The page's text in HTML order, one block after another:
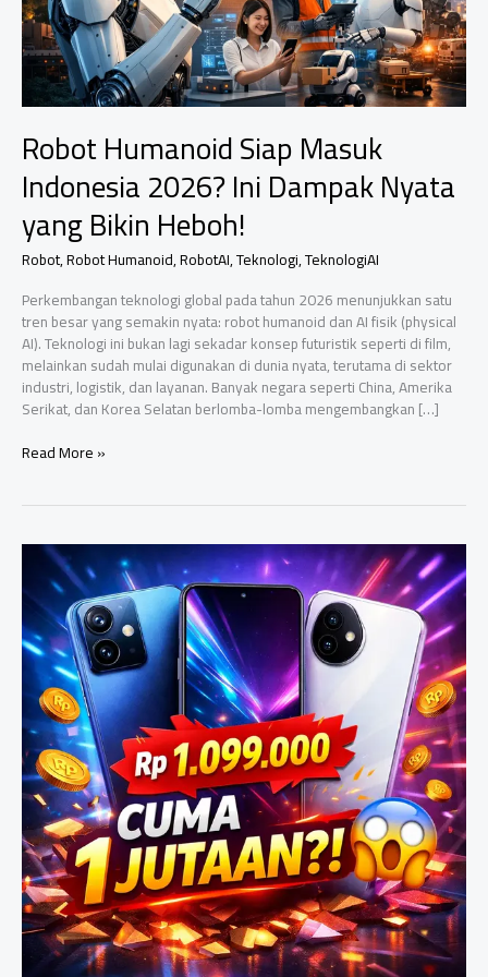
Robot Humanoid Siap Masuk
Indonesia 2026? Ini Dampak Nyata
yang Bikin Heboh!
Robot,Robot Humanoid,RobotAI,Teknologi,TeknologiAI
Perkembangan teknologi global pada tahun 2026 menunjukkan satu
tren besar yang semakin nyata: robot humanoid dan AI fisik (physical
AI). Teknologi ini bukan lagi sekadar konsep futuristik seperti di film,
melainkan sudah mulai digunakan di dunia nyata, terutama di sektor
industri, logistik, dan layanan. Banyak negara seperti China, Amerika
Serikat, dan Korea Selatan berlomba-lomba mengembangkan […]
Robot
Indonesia
2026?
Ini
Dampak
Nyata
yang
Bikin
Heboh!
Read More »